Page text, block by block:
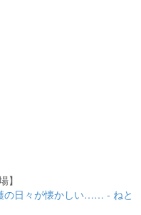
】
の日々が懐かしい…… - ねと